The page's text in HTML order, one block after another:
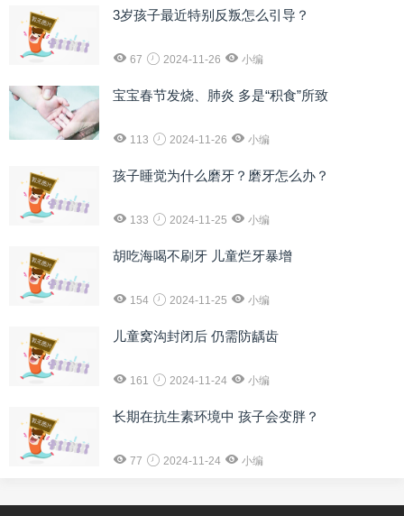
3岁孩子最近特别反叛怎么引导？
67 2024-11-26 小编
宝宝春节发烧、肺炎 多是“积食”所致
113 2024-11-26 小编
孩子睡觉为什么磨牙？磨牙怎么办？
133 2024-11-25 小编
胡吃海喝不刷牙 儿童烂牙暴增
154 2024-11-25 小编
儿童窝沟封闭后 仍需防龋齿
161 2024-11-24 小编
长期在抗生素环境中 孩子会变胖？
77 2024-11-24 小编